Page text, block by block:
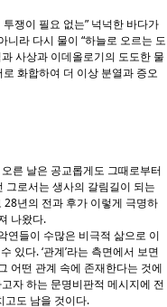
쟁이 필요 없는” 넉넉한 바다가
라 다시 물이 “하늘로 오르는 도
사상과 이데올로기의 도도한 물
화합하여 더 이상 분열과 증오
른 날은 공교롭게도 그때로부터
로서는 생사의 갈림길이 되는
년의 전과 후가 이렇게 극명하
나왔다.
연들이 수많은 비극적 삶으로 이
있다. ‘관계’라는 측면에서 보면
어떤 관계 속에 존재한다는 것에
자 하는 문명비판적 메시지에 전
고도 남을 것이다.